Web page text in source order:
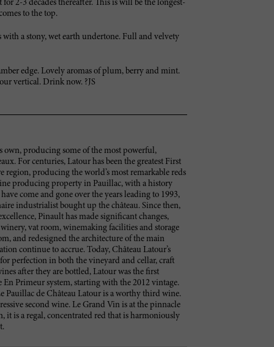
2-3 decades thereafter. This is will be the longest-
to the top.
a stony, wet earth undertone. Full and velvety
edge. Lovely aromas of plum, berry and mint.
vertical. Drink now. ?JS
own, producing some of the most powerful,
For centuries, Latour has been the greatest First
producing the world’s most remarkable reds
producing property in Pauillac, with a history
come and gone over the years leading to 1993,
industrialist bought up the château. Since then,
Pinault has made significant changes,
vat room, winemaking facilities and storage
and redesigned the architecture of the main
continue to accrue. Today, Château Latour’s
perfection in both the vineyard and cellar, craft
after they are bottled, Latour was the first
Primeur system, starting with the 2012 vintage.
Pauillac de Château Latour is a worthy third wine.
second wine. Le Grand Vin is at the pinnacle
it is a regal, concentrated red that is harmoniously